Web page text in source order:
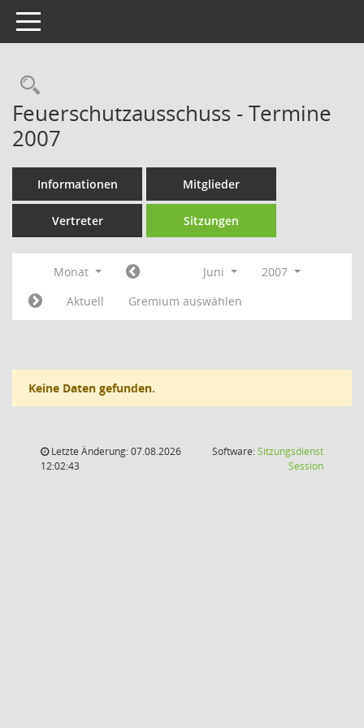
Toggle navigation
Rechercheauswahl
Feuerschutzausschuss - Termine
2007
Informationen Mitglieder
Vertreter Sitzungen
Monat Juni
2007
Aktuell
Gremium auswählen
Keine Daten gefunden.
Letzte Änderung: 07.08.2026
12:02:43
Software:Sitzungsdienst
Session(Wird in